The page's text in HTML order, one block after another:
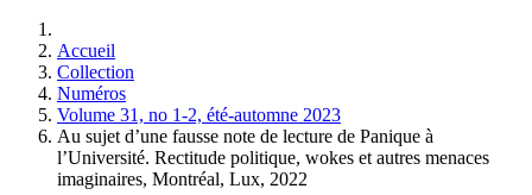
Accueil
Collection
Numéros
Volume 31, no 1-2, été-automne 2023
Au sujet d’une fausse note de lecture de Panique à
l’Université. Rectitude politique, wokes et autres menaces
imaginaires, Montréal, Lux, 2022